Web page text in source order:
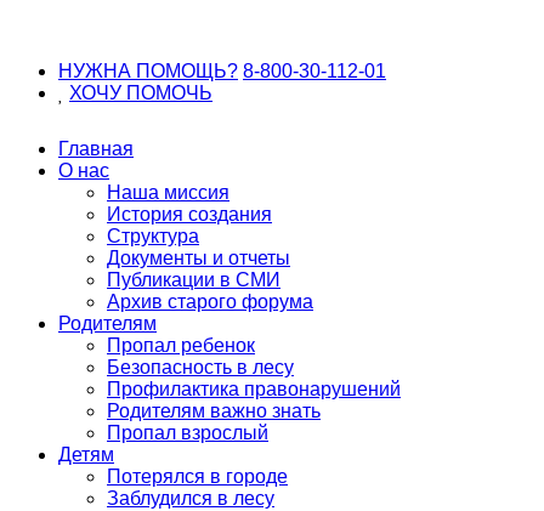
НУЖНА ПОМОЩЬ? 8-800-30-112-01
ХОЧУ ПОМОЧЬ
Главная
О нас
Наша миссия
История создания
Структура
Документы и отчеты
Публикации в СМИ
Архив старого форума
Родителям
Пропал ребенок
Безопасность в лесу
Профилактика правонарушений
Родителям важно знать
Пропал взрослый
Детям
Потерялся в городе
Заблудился в лесу